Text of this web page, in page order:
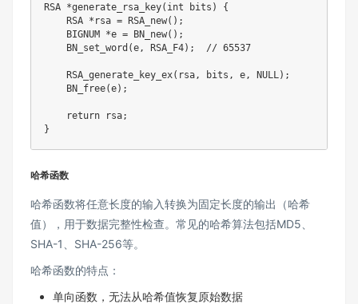
RSA *generate_rsa_key( int bits )
{
    RSA
* rsa = RSA_new( ) ;
    BIGNUM
*e = BN_new( ) ;
BN_set_word (e , RSA_F4) ; // 65537
RSA_generate_key_ex( rsa , bits , e , NULL ) ;
BN_free(e) ;
return rsa;
}
哈希函数
哈希函数将任意长度的输入转换为固定长度的输出（哈希
值），用于数据完整性检查。常见的哈希算法包括MD5、
SHA-1、SHA-256等。
哈希函数的特点：
单向函数，无法从哈希值恢复原始数据